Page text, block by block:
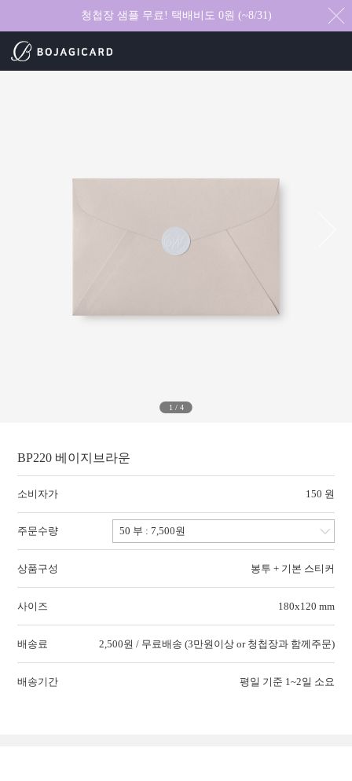
청첩장 샘플 무료! 택배비도 0원 (~8/31)
1 / 4
BP220 베이지브라운
소비자가 150 원
주문수량
상품구성 봉투 + 기본 스티커
사이즈 180x120 mm
배송료 2,500원 / 무료배송 (3만원이상 or 청첩장과 함께주문)
배송기간 평일 기준 1~2일 소요